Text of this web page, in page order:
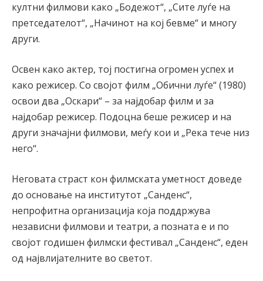
култни филмови како „Бодежот“, „Сите луѓе на
претседателот“, „Начинот на кој бевме“ и многу
други.
Освен како актер, тој постигна огромен успех и
како режисер. Со својот филм „Обични луѓе“ (1980)
освои два „Оскари“ – за најдобар филм и за
најдобар режисер. Подоцна беше режисер и на
други значајни филмови, меѓу кои и „Река тече низ
него“.
Неговата страст кон филмската уметност доведе
до основање на институтот „Санденс“,
непрофитна организација која поддржува
независни филмови и театри, а позната е и по
својот годишен филмски фестивал „Санденс“, еден
од највлијателните во светот.